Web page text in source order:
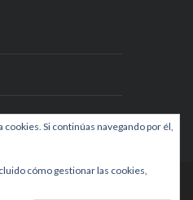
Si continúas navegando por él,
cómo gestionar las cookies,